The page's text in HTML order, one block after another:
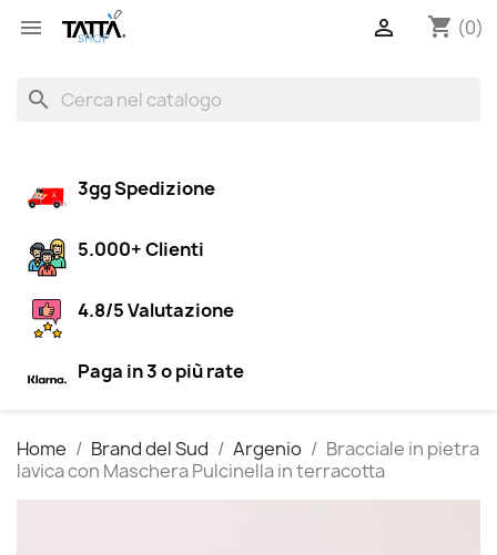
 shopping_cart (0)

search
3gg Spedizione
5.000+ Clienti
4.8/5 Valutazione
Paga in 3 o più rate
Home Brand del Sud Argenio
Bracciale in pietra
lavica con Maschera Pulcinella in terracotta